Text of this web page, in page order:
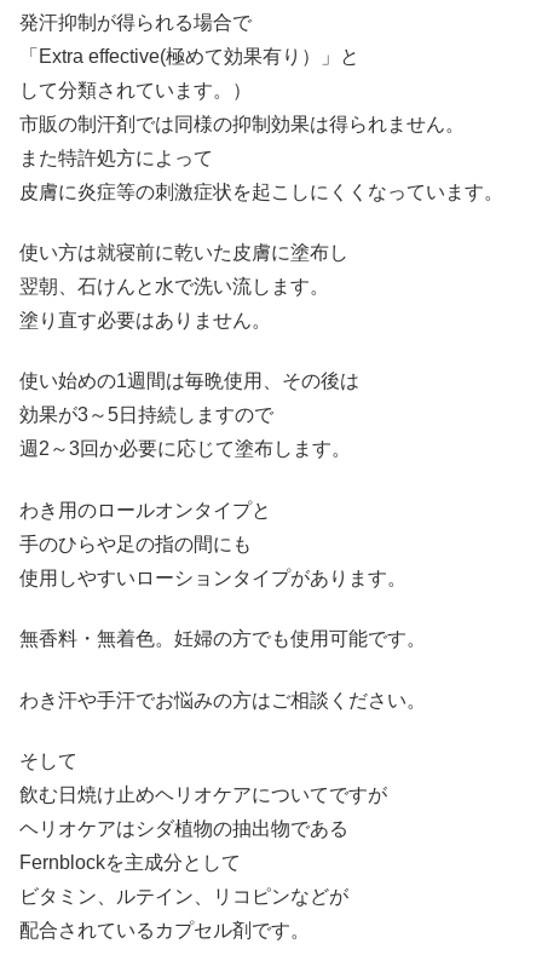
発汗抑制が得られる場合で
「Extra effective(極めて効果有り）」と
して分類されています。）
市販の制汗剤では同様の抑制効果は得られません。
また特許処方によって
皮膚に炎症等の刺激症状を起こしにくくなっています。
使い方は就寝前に乾いた皮膚に塗布し
翌朝、石けんと水で洗い流します。
塗り直す必要はありません。
使い始めの1週間は毎晩使用、その後は
効果が3～5日持続しますので
週2～3回か必要に応じて塗布します。
わき用のロールオンタイプと
手のひらや足の指の間にも
使用しやすいローションタイプがあります。
無香料・無着色。妊婦の方でも使用可能です。
わき汗や手汗でお悩みの方はご相談ください。
そして
飲む日焼け止めヘリオケアについてですが
ヘリオケアはシダ植物の抽出物である
Fernblockを主成分として
ビタミン、ルテイン、リコピンなどが
配合されているカプセル剤です。